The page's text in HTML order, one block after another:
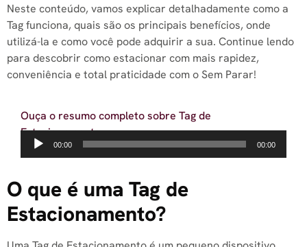
Neste conteúdo, vamos explicar detalhadamente como a
Tag funciona, quais são os principais benefícios, onde
utilizá-la e como você pode adquirir a sua. Continue lendo
para descobrir como estacionar com mais rapidez,
conveniência e total praticidade com o Sem Parar!
Ouça o resumo completo sobre Tag de
Estacionamento
Tocador
de
00:00 00:00
O que é uma Tag de
Estacionamento?